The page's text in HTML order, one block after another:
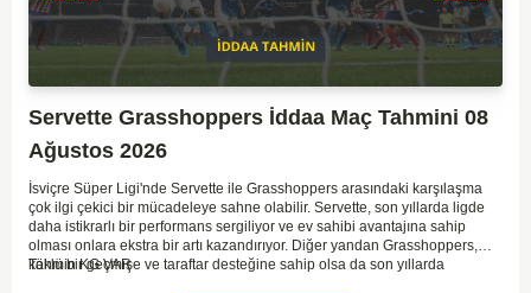
Servette Grasshoppers İddaa Maç Tahmini 08
Ağustos 2026
İsviçre Süper Ligi'nde Servette ile Grasshoppers arasındaki karşılaşma
çok ilgi çekici bir mücadeleye sahne olabilir. Servette, son yıllarda ligde
daha istikrarlı bir performans sergiliyor ve ev sahibi avantajına sahip
olması onlara ekstra bir artı kazandırıyor. Diğer yandan Grasshoppers,
köklü bir geçmişe ve taraftar desteğine sahip olsa da son yıllarda
Tahmin KG VAR